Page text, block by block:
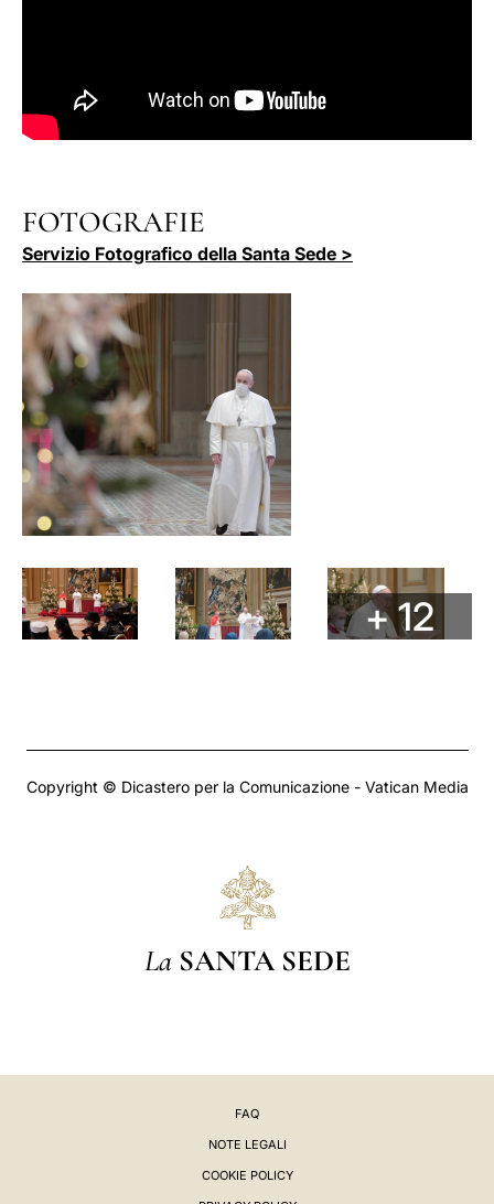
FOTOGRAFIE
Servizio Fotografico della Santa Sede >
+ 12
Copyright © Dicastero per la Comunicazione - Vatican Media
La SANTA SEDE
FAQ
NOTE LEGALI
COOKIE POLICY